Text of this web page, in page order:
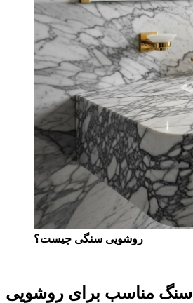
سنگ مناسب برای روشویی